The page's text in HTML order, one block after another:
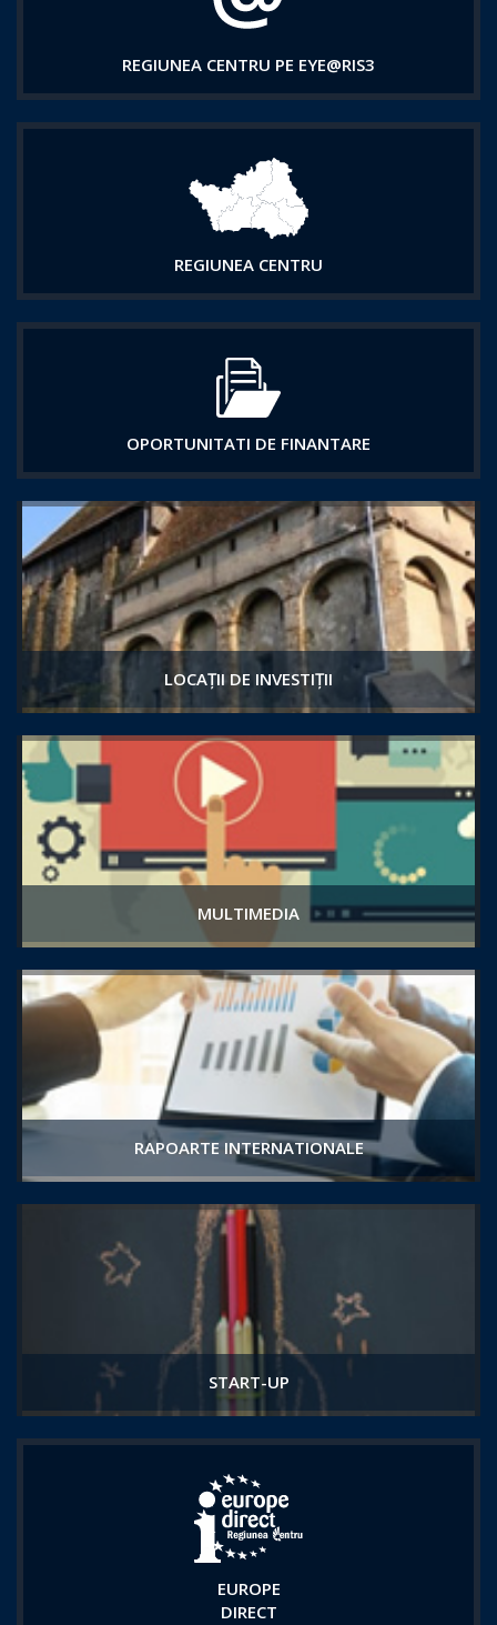
REGIUNEA CENTRU PE EYE@RIS3
REGIUNEA CENTRU
OPORTUNITATI DE FINANTARE
LOCAȚII DE INVESTIȚII
MULTIMEDIA
RAPOARTE INTERNATIONALE
START-UP
EUROPE
DIRECT